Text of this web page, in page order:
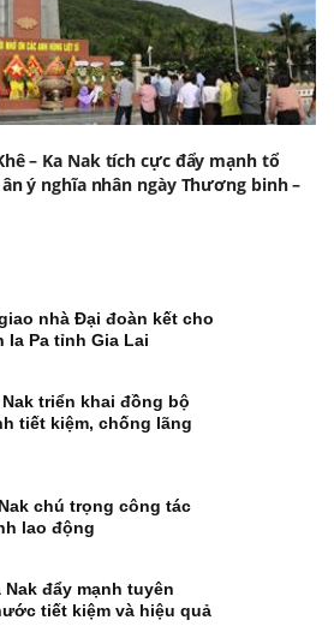
– Ka Nak tích cực đẩy mạnh tổ
ý nghĩa nhân ngày Thương binh –
nhà Đại đoàn kết cho
Ia Pa tỉnh Gia Lai
triển khai đồng bộ
tiết kiệm, chống lãng
chú trọng công tác
lao động
đẩy mạnh tuyên
tiết kiệm và hiệu quả